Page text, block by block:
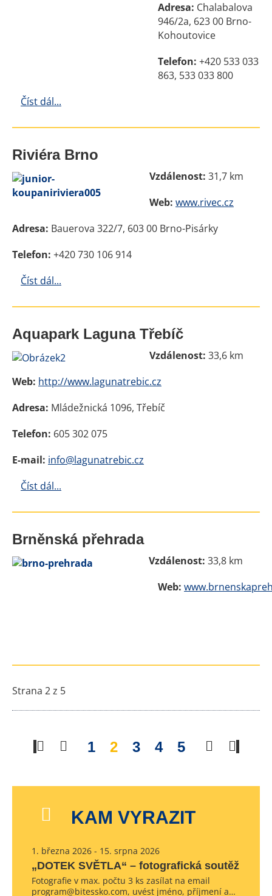
Adresa: Chalabalova
946/2a, 623 00 Brno-
Kohoutovice
Telefon: +420 533 033
863, 533 033 800
Číst dál...
Riviéra Brno
Vzdálenost: 31,7 km
Web: www.rivec.cz
Adresa: Bauerova 322/7, 603 00 Brno-Pisárky
Telefon: +420 730 106 914
Číst dál...
Aquapark Laguna Třebíč
Vzdálenost: 33,6 km
Web: http://www.lagunatrebic.cz
Adresa: Mládežnická 1096, Třebíč
Telefon: 605 302 075
E-mail: info@lagunatrebic.cz
Číst dál...
Brněnská přehrada
Vzdálenost: 33,8 km
Web:
Strana 2 z 5
1 2 3 4 5
KAM VYRAZIT
1. března 2026 - 15. srpna 2026
„DOTEK SVĚTLA“ – fotografická soutěž
Fotografie v max. počtu 3 ks zasílat na email
program@bitessko.com, uvést jméno, příjmení a…